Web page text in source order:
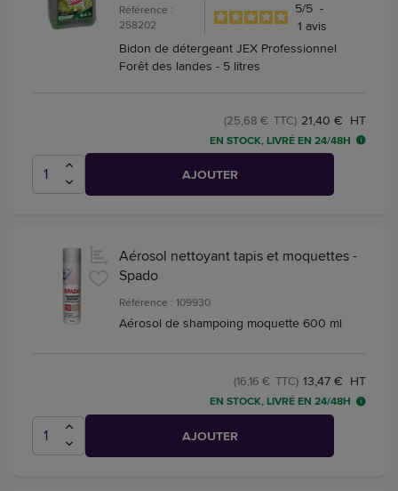
Référence :
258202
5/5 -
1avis
Bidon de détergeant JEX Professionnel
Forêt des landes - 5 litres
21,40 € HT
(25,68 € TTC)
EN STOCK, LIVRÉ EN 24/48H
AJOUTER
Aérosol nettoyant tapis et moquettes -
Spado
Référence : 109930
Aérosol de shampoing moquette 600 ml
13,47 € HT
(16,16 € TTC)
EN STOCK, LIVRÉ EN 24/48H
AJOUTER